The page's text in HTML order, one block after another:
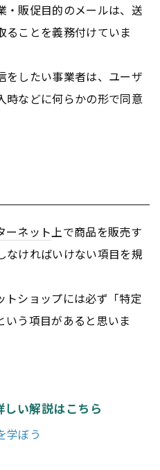
・販促目的のメールは、送
ることを義務付けていま
をしたい事業者は、ユーザ
時などに何らかの形で同意
ーネット 上で商品を販売す
なければいけない項目を規
トショップには必ず「特定
いう項目があると思いま
い解説はこちら
学ぼう